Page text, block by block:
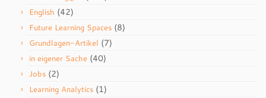
English (42)
Future Learning Spaces (8)
Grundlagen-Artikel (7)
in eigener Sache (40)
Jobs (2)
Learning Analytics (1)